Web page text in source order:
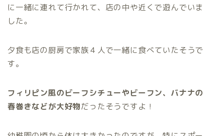
に一緒に連れて行かれて、店の中や近くで遊んでいま
した。
夕食も店の厨房で家族４人で一緒に食べていたそうで
す。
フィリピン風のビーフシチューやビーフン、バナナの
春巻きなどが大好物だったそうですよ！